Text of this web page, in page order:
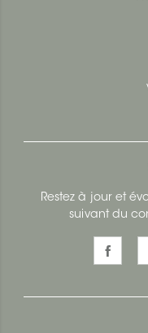
Restez à jour et
suivant du